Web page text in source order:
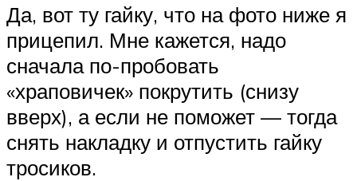
Да, вот ту гайку, что на фото ниже я
прицепил. Мне кажется, надо
сначала по-пробовать
«храповичек» покрутить (снизу
вверх), а если не поможет — тогда
снять накладку и отпустить гайку
тросиков.